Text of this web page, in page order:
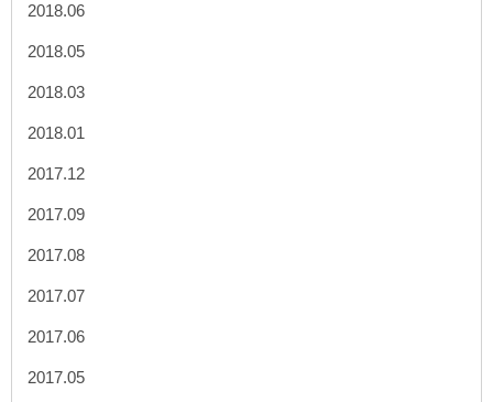
2018.06
2018.05
2018.03
2018.01
2017.12
2017.09
2017.08
2017.07
2017.06
2017.05